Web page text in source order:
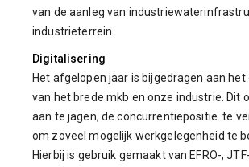
van de aanleg van
industrieterrein.
Digitalisering
Het afgelopen jaar is bijgedragen aan
van het brede mkb en onze industrie. Dit
aan te jagen, de concurrentiepositie te
om zoveel mogelijk werkgelegenheid te
Hierbij is gebruik gemaakt van EFRO-,